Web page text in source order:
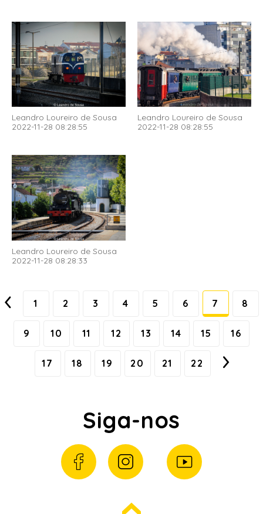
Leandro Loureiro de Sousa
2022-11-28 08:28:55
Leandro Loureiro de Sousa
2022-11-28 08:28:55
Leandro Loureiro de Sousa
2022-11-28 08:28:33
1 2 3 4 5 6 7 8
9 10 11 12 13 14 15 16
17 18 19 20 21 22
Siga-nos